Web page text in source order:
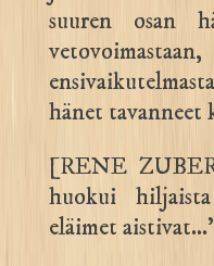
suuren osan
hänet tavanneet
[RENE
huokui
eläimet